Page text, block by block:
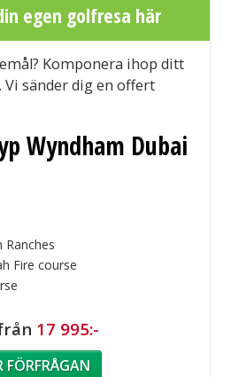
egen golfresa här
Komponera ihop ditt
sänder dig en offert
Wyndham Dubai
Ranches
Fire course
17 995:-
FÖRFRÅGAN